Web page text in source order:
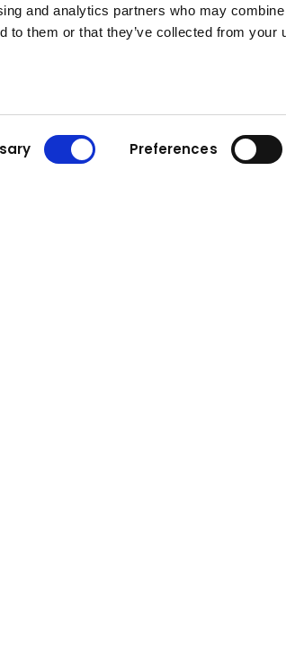
and analytics partners who may
to them or that they’ve collected from your
Preferences